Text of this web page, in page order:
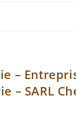
–
– SARL